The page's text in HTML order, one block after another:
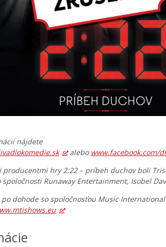
nájdete
alebo www.facebook.com/
producentmi hry 2:22 – príbeh duchov boli
spoločnosti Runaway Entertainment, Isobel
po dohode so spoločnosťou Music